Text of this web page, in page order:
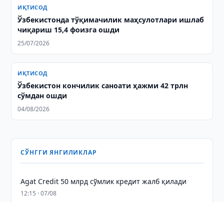
ИҚТИСОД
Ўзбекистонда тўқимачилик маҳсулотлари ишлаб
чиқариш 15,4 фоизга ошди
25/07/2026
ИҚТИСОД
Ўзбекистон кончилик саноати ҳажми 42 трлн
сўмдан ошди
04/08/2026
СЎНГГИ ЯНГИЛИКЛАР
Agat Credit 50 млрд сўмлик кредит жалб қилади
12:15 · 07/08